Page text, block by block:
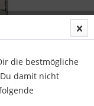
die bestmögliche
damit nicht